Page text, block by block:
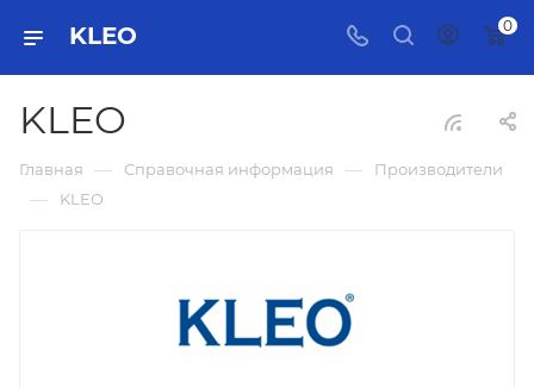
KLEO 0
KLEO
Главная — Справочная информация — Производители
— KLEO